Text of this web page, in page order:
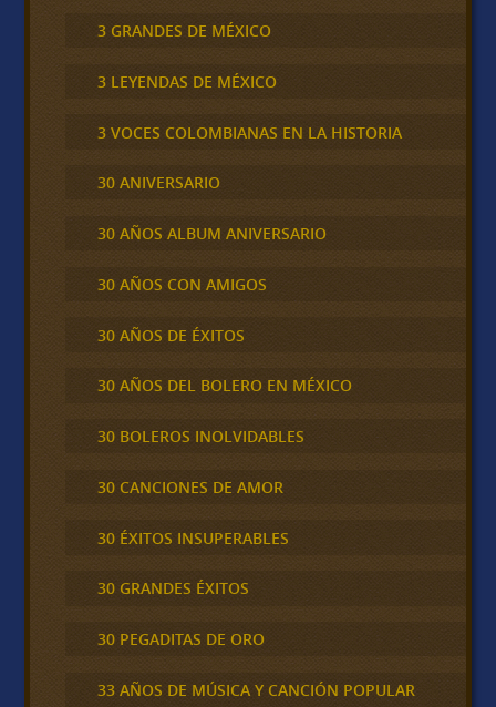
3 GRANDES DE MÉXICO
3 LEYENDAS DE MÉXICO
3 VOCES COLOMBIANAS EN LA HISTORIA
30 ANIVERSARIO
30 AÑOS ALBUM ANIVERSARIO
30 AÑOS CON AMIGOS
30 AÑOS DE ÉXITOS
30 AÑOS DEL BOLERO EN MÉXICO
30 BOLEROS INOLVIDABLES
30 CANCIONES DE AMOR
30 ÉXITOS INSUPERABLES
30 GRANDES ÉXITOS
30 PEGADITAS DE ORO
33 AÑOS DE MÚSICA Y CANCIÓN POPULAR